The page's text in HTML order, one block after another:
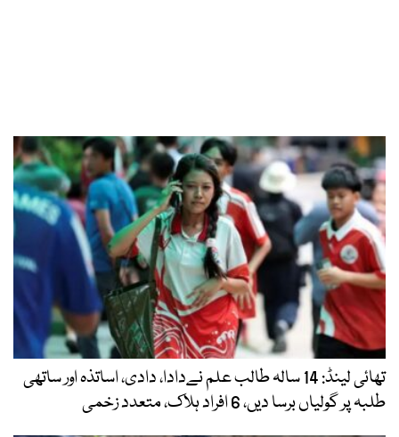
تھائی لینڈ: 14 سالہ طالب علم نےدادا، دادی، اساتذہ اور ساتھی
طلبہ پر گولیاں برسا دیں، 6 افراد ہلاک، متعدد زخمی